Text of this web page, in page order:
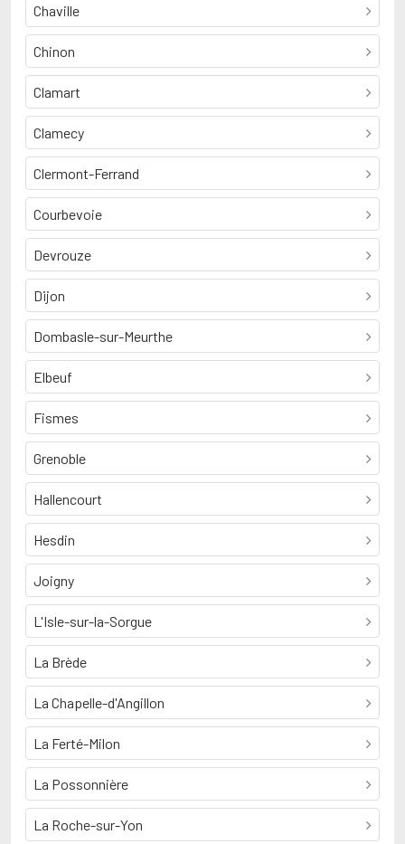
Chaville
Chinon
Clamart
Clamecy
Clermont-Ferrand
Courbevoie
Devrouze
Dijon
Dombasle-sur-Meurthe
Elbeuf
Fismes
Grenoble
Hallencourt
Hesdin
Joigny
L'Isle-sur-la-Sorgue
La Brède
La Chapelle-d'Angillon
La Ferté-Milon
La Possonnière
La Roche-sur-Yon